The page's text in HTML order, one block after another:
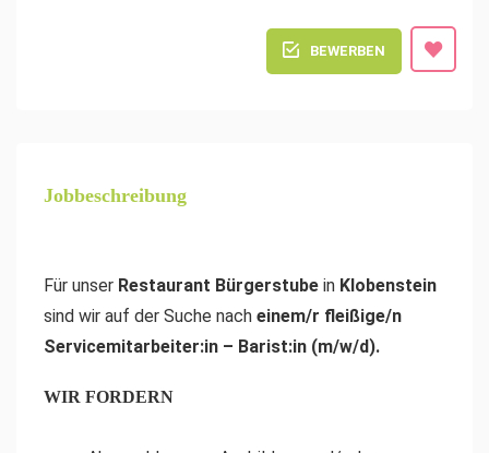
BEWERBEN
Jobbeschreibung
Für unser Restaurant Bürgerstube in Klobenstein
sind wir auf der Suche nach einem/r fleißige/n
Servicemitarbeiter:in – Barist:in (m/w/d).
WIR FORDERN